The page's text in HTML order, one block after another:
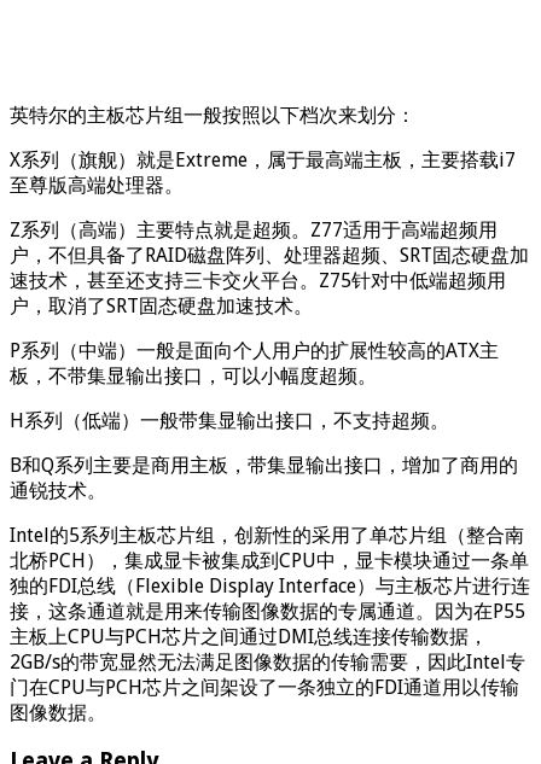
英特尔的主板芯片组一般按照以下档次来划分：
X系列（旗舰）就是Extreme，属于最高端主板，主要搭载i7
至尊版高端处理器。
Z系列（高端）主要特点就是超频。Z77适用于高端超频用
户，不但具备了RAID磁盘阵列、处理器超频、SRT固态硬盘加
速技术，甚至还支持三卡交火平台。Z75针对中低端超频用
户，取消了SRT固态硬盘加速技术。
P系列（中端）一般是面向个人用户的扩展性较高的ATX主
板，不带集显输出接口，可以小幅度超频。
H系列（低端）一般带集显输出接口，不支持超频。
B和Q系列主要是商用主板，带集显输出接口，增加了商用的
通锐技术。
Intel的5系列主板芯片组，创新性的采用了单芯片组（整合南
北桥PCH），集成显卡被集成到CPU中，显卡模块通过一条单
独的FDI总线（Flexible Display Interface）与主板芯片进行连
接，这条通道就是用来传输图像数据的专属通道。因为在P55
主板上CPU与PCH芯片之间通过DMI总线连接传输数据，
2GB/s的带宽显然无法满足图像数据的传输需要，因此Intel专
门在CPU与PCH芯片之间架设了一条独立的FDI通道用以传输
图像数据。